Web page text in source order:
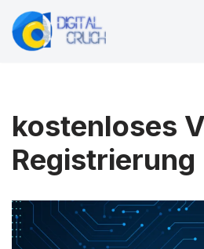
Zum
kostenloses
Registrierung